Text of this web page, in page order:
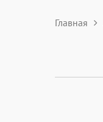
Главная